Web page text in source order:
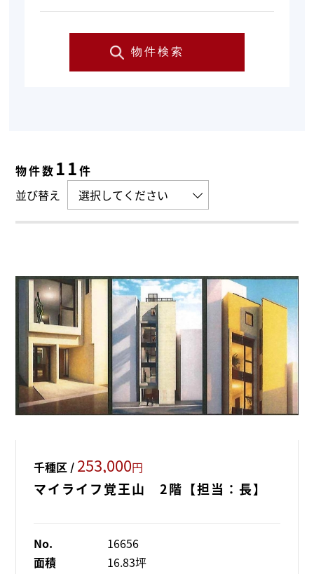
物件検索
物件数 11件
並び替え
千種区 / 253,000円
マイライフ覚王山 2階【担当：長】
No.
16656
面積
16.83坪